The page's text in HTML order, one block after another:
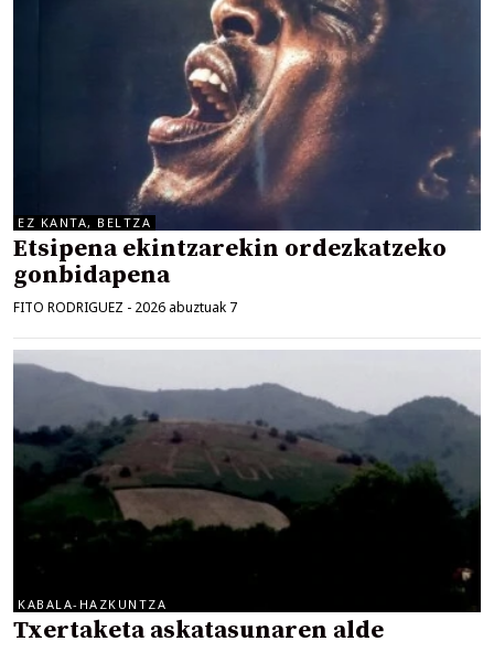
EZ KANTA, BELTZA
Etsipena ekintzarekin ordezkatzeko
gonbidapena
FITO RODRIGUEZ - 2026 abuztuak 7
KABALA-HAZKUNTZA
Txertaketa askatasunaren alde